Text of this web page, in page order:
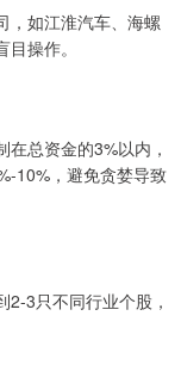
，如江淮汽车、海螺
操作。
总资金的3%以内，
10%，避免贪婪导致
3只不同行业个股，